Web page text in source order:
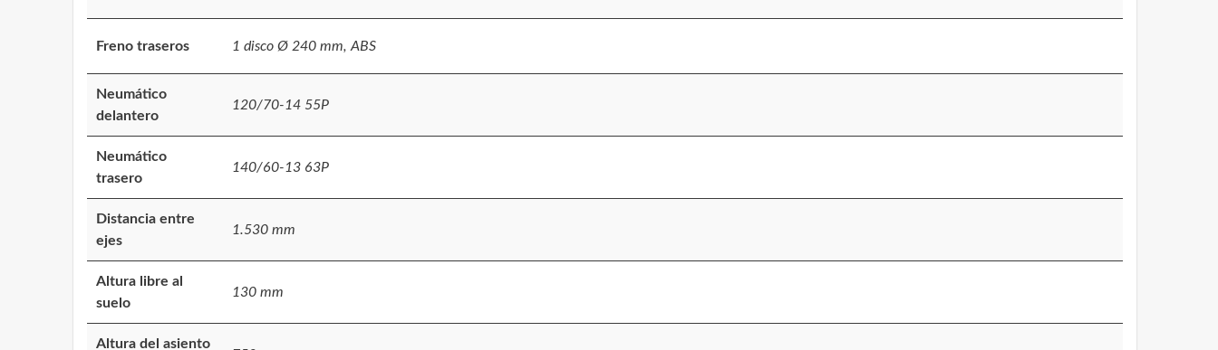
Freno traseros 1 disco Ø 240 mm, ABS
Neumático
delantero
120/70-14 55P
Neumático
trasero
140/60-13 63P
Distancia entre
ejes
1.530 mm
Altura libre al
suelo
130 mm
Altura del asiento